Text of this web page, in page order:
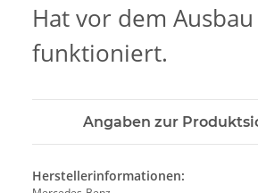
Hat vor dem
funktioniert.
Angaben zur
Herstellerinformationen: